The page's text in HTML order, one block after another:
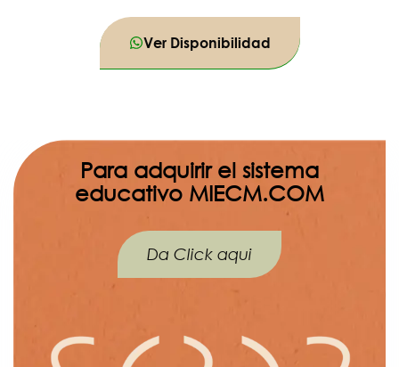
Ver Disponibilidad
Para adquirir el sistema
educativo MIECM.COM
Da Click aqui